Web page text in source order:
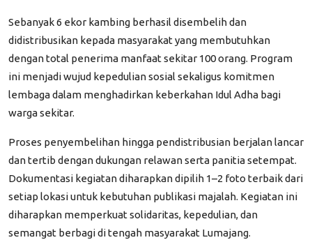
Sebanyak 6 ekor kambing berhasil disembelih dan
didistribusikan kepada masyarakat yang membutuhkan
dengan total penerima manfaat sekitar 100 orang. Program
ini menjadi wujud kepedulian sosial sekaligus komitmen
lembaga dalam menghadirkan keberkahan Idul Adha bagi
warga sekitar.
Proses penyembelihan hingga pendistribusian berjalan lancar
dan tertib dengan dukungan relawan serta panitia setempat.
Dokumentasi kegiatan diharapkan dipilih 1–2 foto terbaik dari
setiap lokasi untuk kebutuhan publikasi majalah. Kegiatan ini
diharapkan memperkuat solidaritas, kepedulian, dan
semangat berbagi di tengah masyarakat Lumajang.